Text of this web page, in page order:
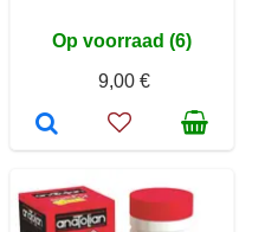
Op voorraad (6)
9,00 €